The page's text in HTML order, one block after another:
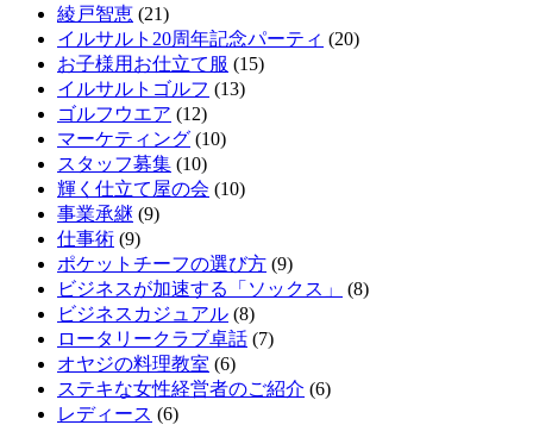
綾戸智恵 (21)
イルサルト20周年記念パーティ (20)
お子様用お仕立て服 (15)
イルサルトゴルフ (13)
ゴルフウエア (12)
マーケティング (10)
スタッフ募集 (10)
輝く仕立て屋の会 (10)
事業承継 (9)
仕事術 (9)
ポケットチーフの選び方 (9)
ビジネスが加速する「ソックス」
(8)
ビジネスカジュアル (8)
ロータリークラブ卓話 (7)
オヤジの料理教室 (6)
ステキな女性経営者のご紹介 (6)
レディース (6)